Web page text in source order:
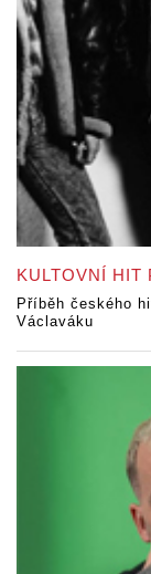
KULTOVNÍ HIT
Příběh českého
Václaváku